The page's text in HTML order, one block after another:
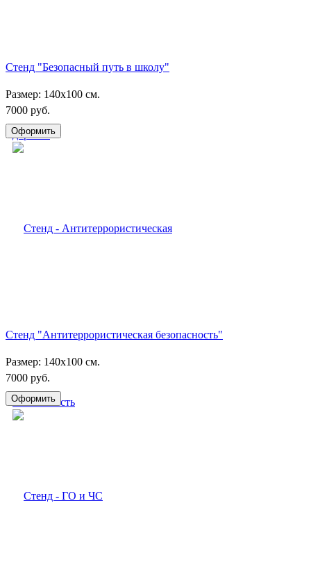
Стенд "Безопасный путь в школу"
Размер: 140х100 см.
7000 руб.
Стенд "Антитеррористическая безопасность"
Размер: 140х100 см.
7000 руб.